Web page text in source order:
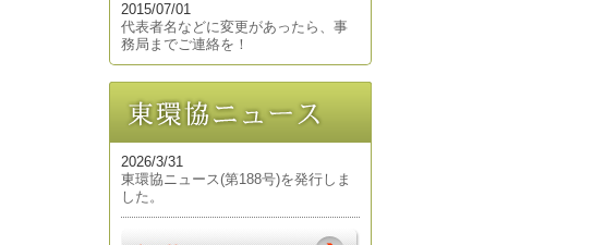
2015/07/01
代表者名などに変更があったら、事
務局までご連絡を！
2026/3/31
東環協ニュース(第188号)を発行しま
した。